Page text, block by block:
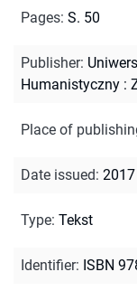
Pages: S. 50
Publisher:
Humanistyczny :
Place of
Date issued: 2017
Type: Tekst
Identifier: ISBN